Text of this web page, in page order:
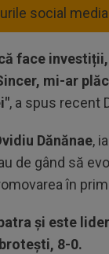
social media
face
mi-ar
, a spus recent
Dănănae,
de gând să
în
și este
8-0.